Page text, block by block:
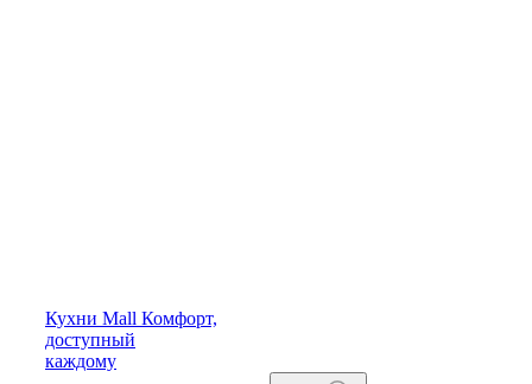
Кухни Mall Комфорт,
доступный
каждому